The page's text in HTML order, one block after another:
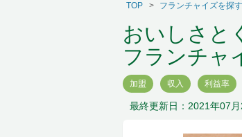
TOP フランチャイズを探す
おいしさと
フランチャ
加盟 収入 利益率
最終更新日：2021年07月